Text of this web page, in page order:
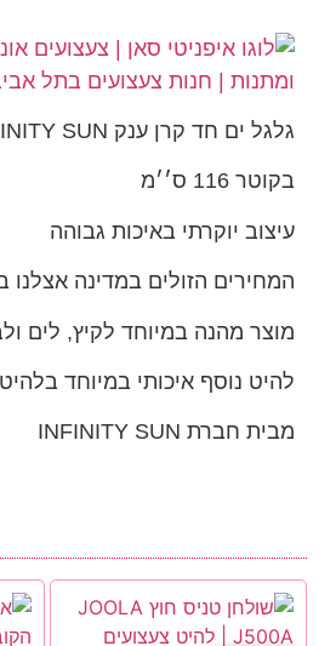
גלגל ים חד קרן ענק INFINITY SUN
בקוטר 116 ס׳׳מ
עיצוב יוקרתי באיכות גבוהה
המחירים הזולים במדינה אצלנו
מוצר מהנה במיוחד לקיץ, לים
להיט נוסף איכותי במיוחד
מבית חברת INFINITY SUN